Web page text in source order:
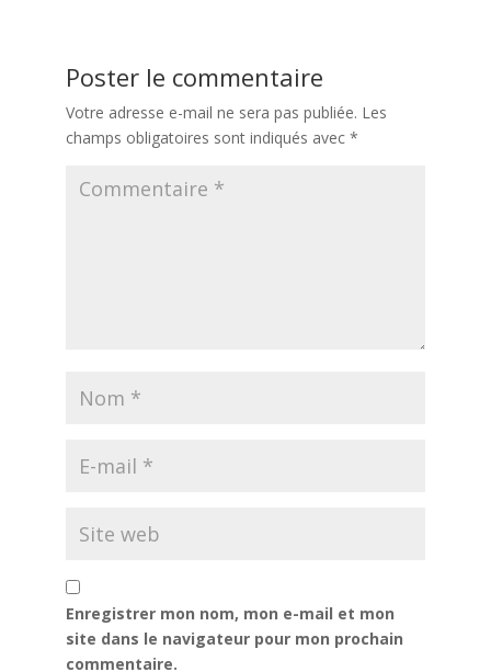
Poster le commentaire
Votre adresse e-mail ne sera pas publiée. Les
champs obligatoires sont indiqués avec *
Enregistrer mon nom, mon e-mail et mon
site dans le navigateur pour mon prochain
commentaire.